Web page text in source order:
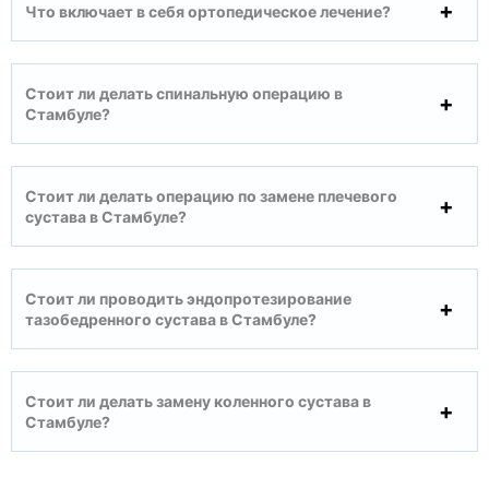
Что включает в себя ортопедическое лечение?
Стоит ли делать спинальную операцию в
Стамбуле?
Стоит ли делать операцию по замене плечевого
сустава в Стамбуле?
Стоит ли проводить эндопротезирование
тазобедренного сустава в Стамбуле?
Стоит ли делать замену коленного сустава в
Стамбуле?